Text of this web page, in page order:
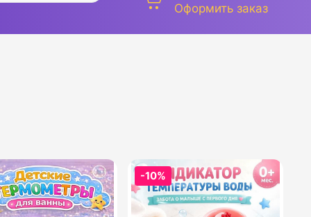
Оформить заказ
-10%